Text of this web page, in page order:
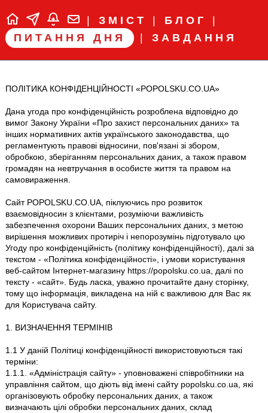
ЗМІСТ БЛОГ
ПИТАННЯ ДНЯ
| ЗАВДАННЯ
ПОЛІТИКА КОНФІДЕНЦІЙНОСТІ «POPOLSKU.CO.UA»
Дана угода про конфіденційність розроблена відповідно до
вимог Закону України «Про захист персональних даних» та
інших нормативних актів українського законодавства, що
регламентують правові відносини, пов'язані зі збором,
обробкою, зберіганням персональних даних, а також правом
громадян на невтручання в особисте життя та правом на
самовираження.
Сайт POPOLSKU.CO.UA, піклуючись про розвиток
взаємовідносин з клієнтами, розуміючи важливість
забезпечення охорони Ваших персональних даних, з метою
вирішення можливих протиріч і непорозумінь підготувало цю
Угоду про конфіденційність (політику конфіденційності), далі за
текстом - «Політика конфіденційності», і умови користування
веб-сайтом Інтернет-магазину https://popolsku.co.ua, далі по
тексту - «сайт». Будь ласка, уважно прочитайте дану сторінку,
тому що інформація, викладена на ній є важливою для Вас як
для Користувача сайту.
1. ВИЗНАЧЕННЯ ТЕРМІНІВ
1.1 У даній Політиці конфіденційності використовуються такі
терміни:
1.1.1. «Адміністрація сайту» - уповноважені співробітники на
управління сайтом, що діють від імені сайту popolsku.co.ua, які
організовують обробку персональних даних, а також
визначають цілі обробки персональних даних, склад